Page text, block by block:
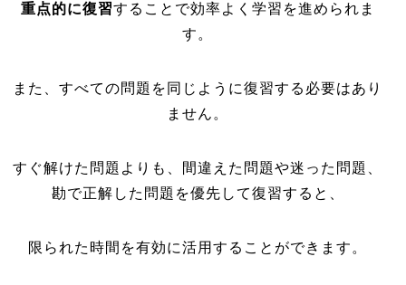
重点的に復習することで効率よく学習を進められま
す。
また、すべての問題を同じように復習する必要はあり
ません。
すぐ解けた問題よりも、間違えた問題や迷った問題、
勘で正解した問題を優先して復習すると、
限られた時間を有効に活用することができます。